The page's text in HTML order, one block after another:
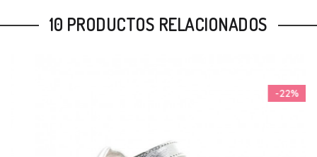
10 PRODUCTOS RELACIONADOS